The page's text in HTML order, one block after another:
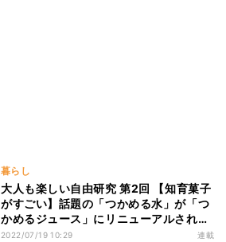
暮らし
大人も楽しい自由研究 第2回 【知育菓子
がすごい】話題の「つかめる水」が「つ
かめるジュース」にリニューアルされた
ので遊んでみた
2022/07/19 10:29 連載